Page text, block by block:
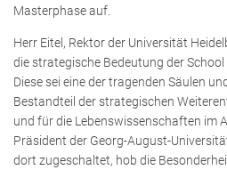
Masterphase auf.
Herr Eitel, Rektor der Universität
die strategische Bedeutung der
Diese sei eine der tragenden Säulen
Bestandteil der strategischen
und für die Lebenswissenschaften im
Präsident der Georg-August-
dort zugeschaltet, hob die